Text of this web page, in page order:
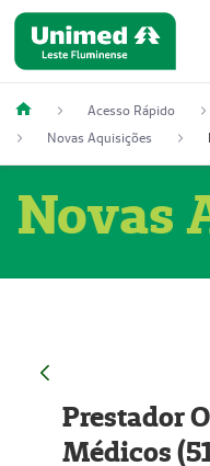
Acesso Rápido
Novas Aquisições
Novas
Prestador
Médicos